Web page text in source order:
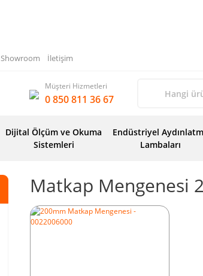
Showroom İletişim
Müşteri Hizmetleri
0 850 811 36 67
Dijital Ölçüm ve Okuma
Sistemleri
Endüstriyel
Lambaları
Matkap Mengenesi